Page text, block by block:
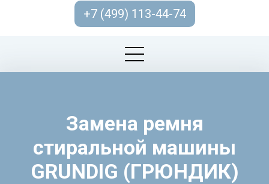
+7 (499) 113-44-74
Замена ремня
стиральной машины
GRUNDIG (ГРЮНДИК)